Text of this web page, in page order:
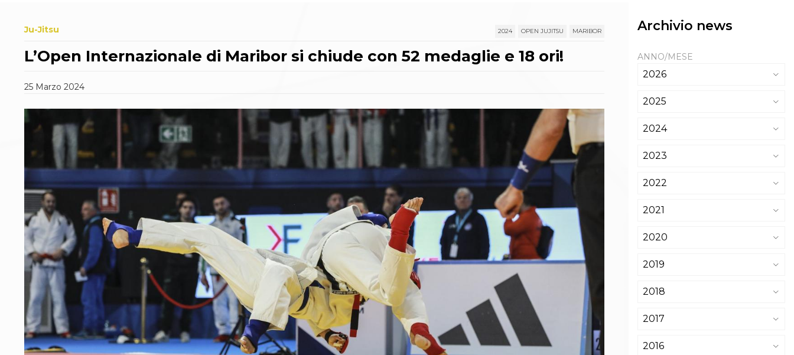
Contatti
Norme e modulistica Affiliazioni e Tesseramenti
Classifica Società Sportive con più di 100 atleti
Giustizia Sportiva
Protocollo udienze in videoconferenza
Documenti e Modulistica
Contatti
Provvedimenti in corso
Sentenze Giudice Sportivo
Sentenze Tribunale Federale
Sentenze Corte Sportiva e Federale di Appello
Sentenze di 1° Grado
Sentenze CAF
Sentenze Tribunale Nazionale Arbitrato per lo
Sport
Dispositivi Tribunale Federale
Dispositivi Corte Sportiva e Federale di Appello
Spese per l’accesso alla Giustizia
Gare e Risultati
Archivio eventi
Dove siamo
Ju-Jitsu 2024 OPEN JUJITSU MARIBOR
L’Open Internazionale di Maribor si chiude con 52 medaglie e 18 ori!
25 Marzo2024
Archivio news
ANNO/MESE
2026
2025
2024
2023
2022
2021
2020
2019
2018
2017
2016